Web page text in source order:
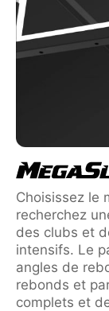
Choisissez le
recherchez
des clubs et
intensifs. Le
angles de
rebonds et
complets et